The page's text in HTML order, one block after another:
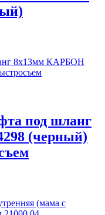
под шланг
(черный)